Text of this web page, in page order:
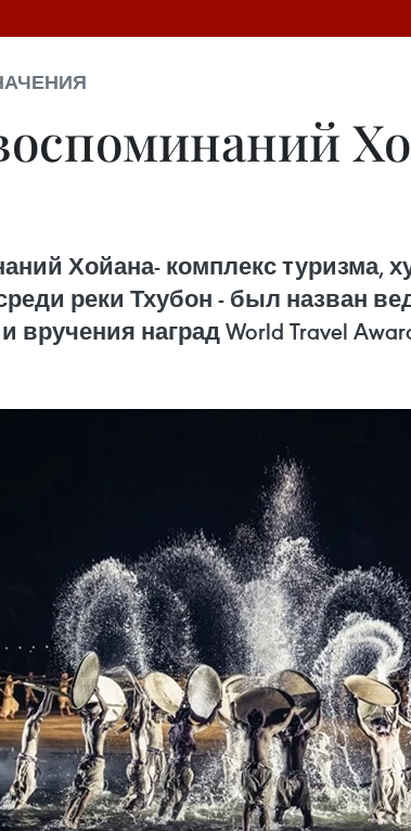
Хойана- комплекс туризма,
реки Тхубон - был назван
вручения наград World Travel